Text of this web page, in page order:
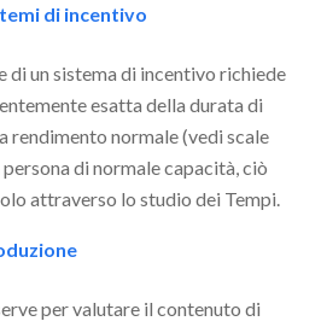
di incentivo
di un sistema di incentivo richiede
esatta della durata di
rendimento normale (vedi scale
di normale capacità, ciò
attraverso lo studio dei Tempi.
per valutare il contenuto di